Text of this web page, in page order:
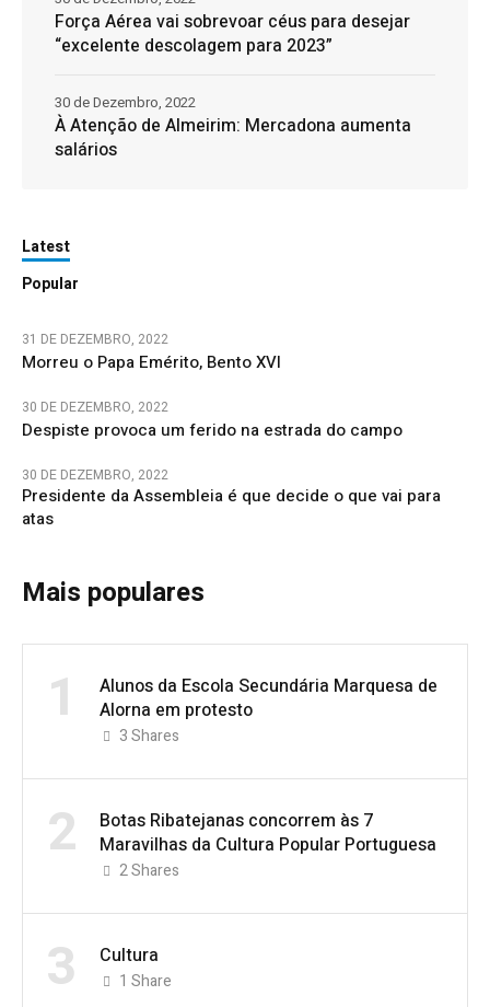
Força Aérea vai sobrevoar céus para desejar
“excelente descolagem para 2023”
À Atenção de Almeirim: Mercadona aumenta
salários
30 de Dezembro, 2022
Latest
Popular
31 DE DEZEMBRO, 2022
Morreu o Papa Emérito, Bento XVI
30 DE DEZEMBRO, 2022
Despiste provoca um ferido na estrada do campo
30 DE DEZEMBRO, 2022
Presidente da Assembleia é que decide o que vai para
atas
Mais populares
1
Alunos da Escola Secundária Marquesa de
Alorna em protesto
3Shares
2
Botas Ribatejanas concorrem às 7
Maravilhas da Cultura Popular Portuguesa
2Shares
3 Cultura
1 Share